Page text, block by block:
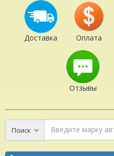
Доставка Оплата
Отзывы
Поиск